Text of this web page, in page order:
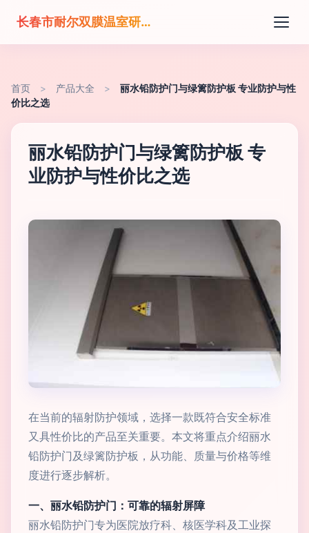
长春市耐尔双膜温室研发有限公司
首页 > 产品大全 >
丽水铅防护门与绿篱防护板 专业防护与性
价比之选
丽水铅防护门与绿篱防护板 专
业防护与性价比之选
在当前的辐射防护领域，选择一款既符合安全标准
又具性价比的产品至关重要。本文将重点介绍丽水
铅防护门及绿篱防护板，从功能、质量与价格等维
度进行逐步解析。
一、丽水铅防护门：可靠的辐射屏障
丽水铅防护门专为医院放疗科、核医学科及工业探